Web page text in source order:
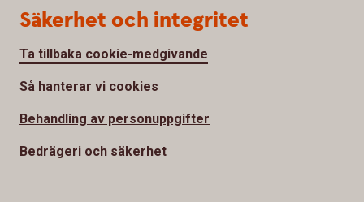
Säkerhet och integritet
Ta tillbaka cookie-medgivande
Så hanterar vi cookies
Behandling av personuppgifter
Bedrägeri och säkerhet